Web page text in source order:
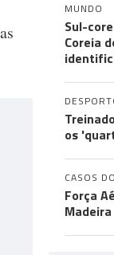
MUNDO
Sul-
Coreia
os
CASOS
Força
Madeira